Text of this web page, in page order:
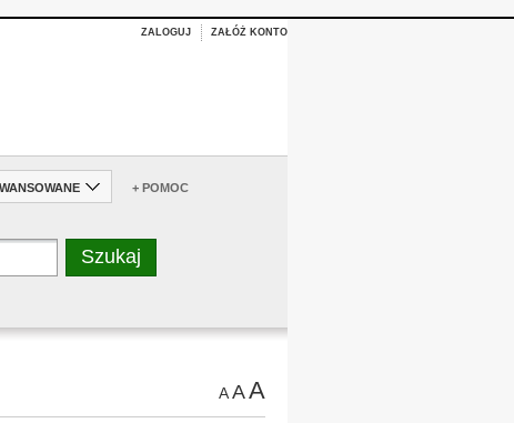
ZALOGUJ ZAŁÓŻ KONTO
+ POMOC
AAA